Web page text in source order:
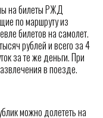
на билеты РЖД
по маршруту из
билетов на самолет.
рублей и всего за 4
за те же деньги. При
в поезде.
можно долететь на